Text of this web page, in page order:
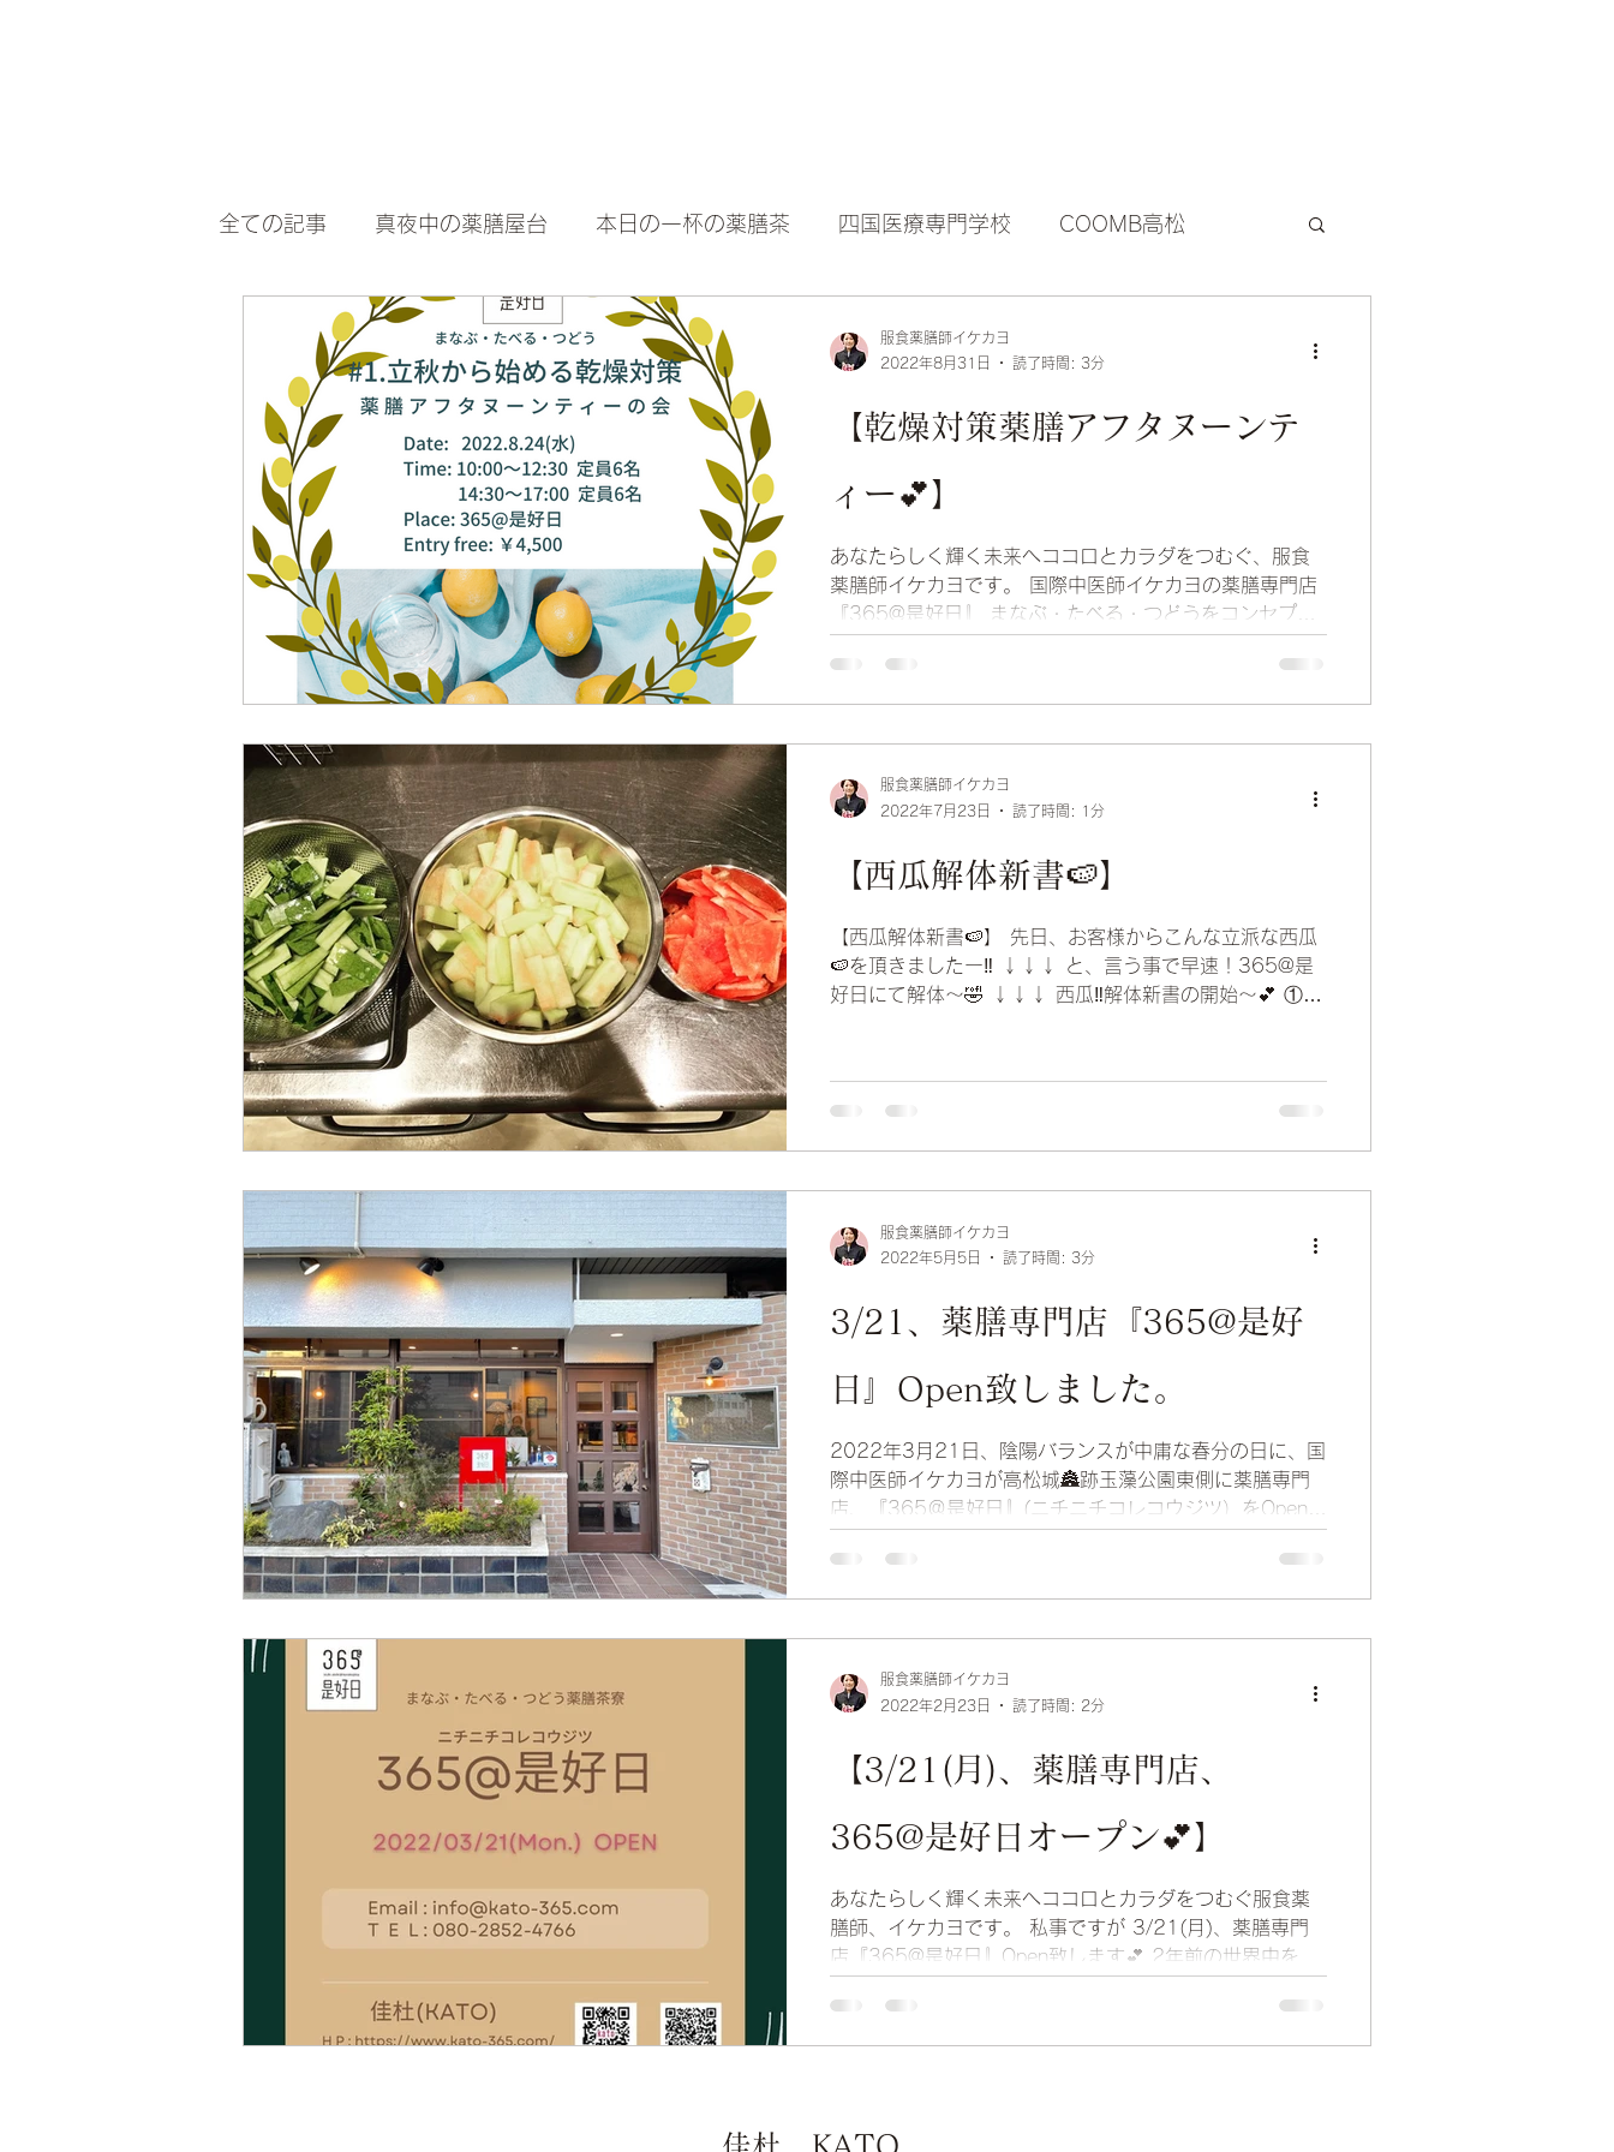
全ての記事 真夜中の薬膳屋台 本日の一杯の薬膳茶 四国医療専門学校 COOMB高松
365＠是好日
【乾燥対策薬膳アフタヌーンテ
ィー💕】
あなたらしく輝く未来へココロとカラダをつむぐ、服食
薬膳師イケカヨです。 国際中医師イケカヨの薬膳専門店
『365@是好日』 まなぶ・たべる・つどうをコンセプト
届けするシリーズをスタートしました。...
服食薬膳師イケカヨ
2022年8月31日
読了時間: 3分
【西瓜解体新書🍉】
【西瓜解体新書🍉】 先日、お客様からこんな立派な西瓜
🍉を頂きましたー‼️ ↓↓↓ と、言う事で早速！365@是
好日にて解体〜🤣 ↓↓↓ 西瓜‼️解体新書の開始〜💕 ①西
服食薬膳師イケカヨ
2022年7月23日
読了時間: 1分
3/21、薬膳専門店『365@是好
日』Open致しました。
2022年3月21日、陰陽バランスが中庸な春分の日に、国
際中医師イケカヨが高松城🏯跡玉藻公園東側に薬膳専門
店、『365＠是好日』(ニチニチコレコウジツ）をOpen致
キッチン導入予定なので、飲食提供も予定していま
す。...
服食薬膳師イケカヨ
2022年5月5日
読了時間: 3分
【3/21(月)、薬膳専門店、
365@是好日オープン💕】
あなたらしく輝く未来へココロとカラダをつむぐ服食薬
膳師、イケカヨです。 私事ですが 3/21(月)、薬膳専門
店『365@是好日』Open致します💕 2年前の世界中を襲
激変し、服食薬膳師イケカヨも考えないといけない事
が...
服食薬膳師イケカヨ
2022年2月23日
読了時間: 2分
佳杜 KATO